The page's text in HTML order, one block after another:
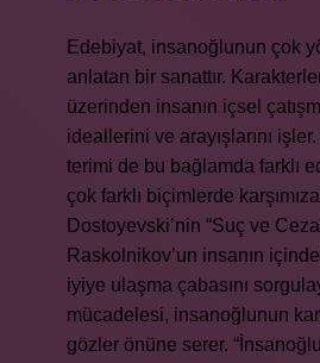
Edebiyat, insanoğlunun çok
anlatan bir sanattır.
üzerinden insanın içsel
ideallerini ve arayışlarını
terimi de bu bağlamda farklı
çok farklı biçimlerde
Dostoyevski’nin “Suç ve
Raskolnikov’un insanın
iyiye ulaşma çabasını
mücadelesi, insanoğlunun
gözler önüne serer.